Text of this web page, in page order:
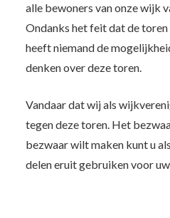
alle bewoners van onze wijk
Ondanks het feit dat de
heeft niemand de
denken over deze toren.
Vandaar dat wij als
tegen deze toren. Het
bezwaar wilt maken kunt u
delen eruit gebruiken voor